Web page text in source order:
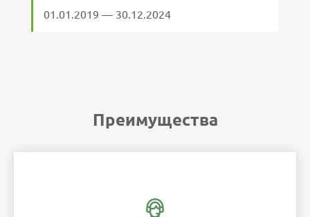
01.01.2019 — 30.12.2024
Преимущества